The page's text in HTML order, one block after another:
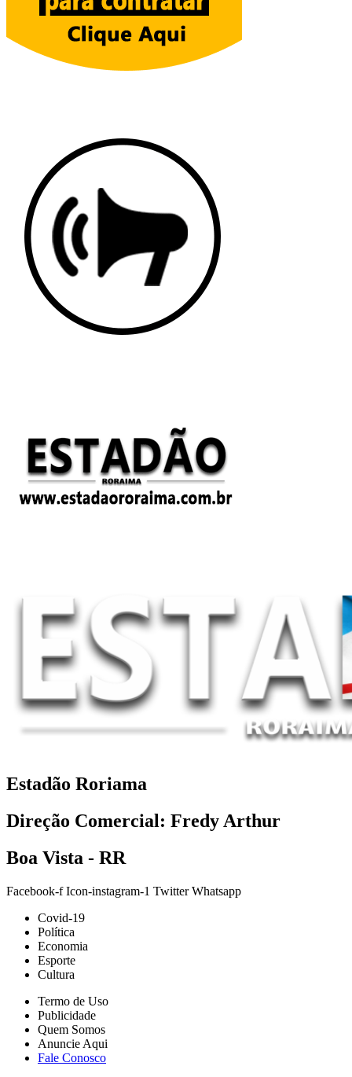
Estadão Roriama
Direção Comercial: Fredy Arthur
Boa Vista - RR
Facebook-f Icon-instagram-1 Twitter Whatsapp
Covid-19
Política
Economia
Esporte
Cultura
Termo de Uso
Publicidade
Quem Somos
Anuncie Aqui
Fale Conosco